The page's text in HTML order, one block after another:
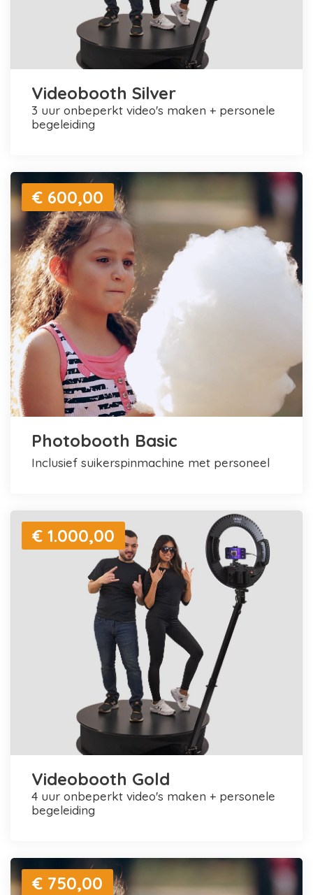
Videobooth Silver
3 uur onbeperkt video's maken + personele
begeleiding
€ 600,00
Photobooth Basic
inclusief suikerspinmachine met personeel
€ 1.000,00
Videobooth Gold
4 uur onbeperkt video's maken + personele
begeleiding
€ 750,00